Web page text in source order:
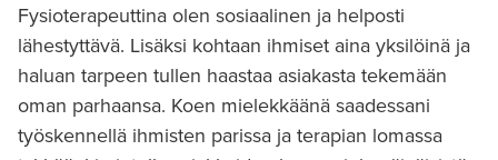
Fysioterapeuttina olen sosiaalinen ja helposti
lähestyttävä. Lisäksi kohtaan ihmiset aina yksilöinä ja
haluan tarpeen tullen haastaa asiakasta tekemään
oman parhaansa. Koen mielekkäänä saadessani
työskennellä ihmisten parissa ja terapian lomassa